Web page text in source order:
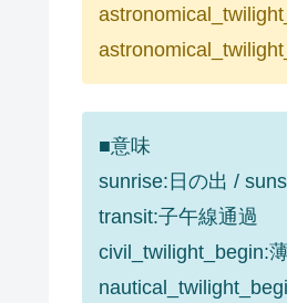
■意味
sunrise:日の出 /
transit:子午線通過
civil_twilight_begin: